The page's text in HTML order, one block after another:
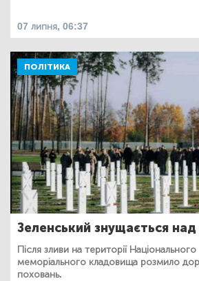
07 липня, 06:37
ПОЛІТИКА
Зеленський знущається
Після зливи на території
меморіального кладовища розмило
поховань.